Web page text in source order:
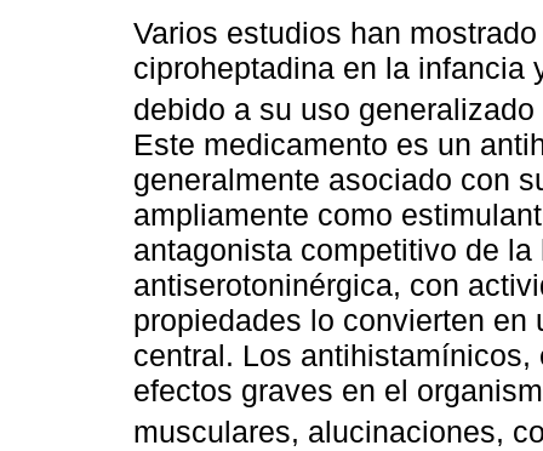
Varios estudios han
ciproheptadina en la infancia
debido a su uso
Este medicamento es un
generalmente asociado con
ampliamente como
antagonista competitivo de
antiserotoninérgica, con
propiedades lo convierten
central. Los
efectos graves en el
musculares, alucinaciones,